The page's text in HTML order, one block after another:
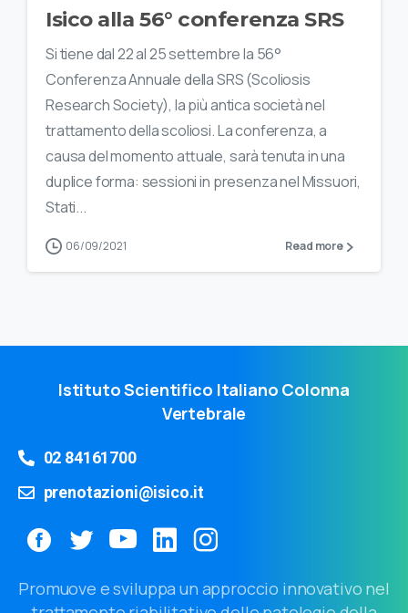
Isico alla 56° conferenza SRS
Si tiene dal 22 al 25 settembre la 56°
Conferenza Annuale della SRS (Scoliosis
Research Society), la più antica società nel
trattamento della scoliosi. La conferenza, a
causa del momento attuale, sarà tenuta in una
duplice forma: sessioni in presenza nel Missuori,
Stati...
06/09/2021 Read more
Istituto Scientifico Italiano Colonna
Vertebrale
02 84161700
prenotazioni@isico.it
Promuove e sviluppa un approccio innovativo nel